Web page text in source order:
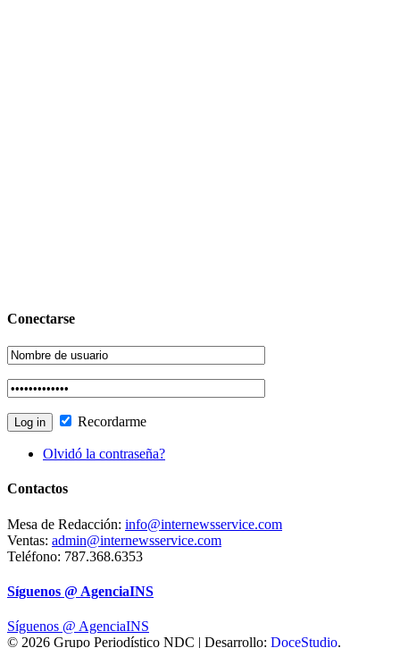
Conectarse
Recordarme
Olvidó la contraseña?
Contactos
Mesa de Redacción: info@internewsservice.com
Ventas: admin@internewsservice.com
Teléfono: 787.368.6353
Síguenos @ AgenciaINS
Síguenos @ AgenciaINS
© 2026 Grupo Periodístico NDC | Desarrollo: DoceStudio.